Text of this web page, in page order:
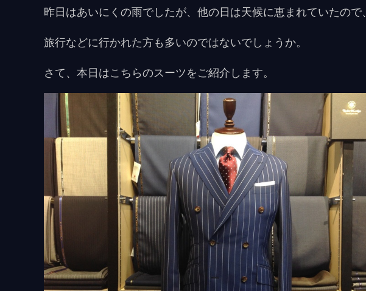
昨日はあいにくの雨でしたが、他の日は天候に恵まれていたので、
旅行などに行かれた方も多いのではないでしょうか。
さて、本日はこちらのスーツをご紹介します。